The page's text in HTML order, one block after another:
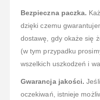
Bezpieczna paczka.
dzięki czemu
dostawę, gdy okaże się
(w tym przypadku
wszelkich uszkodzeń i
Gwarancja jakości.
oczekiwań, istnieje